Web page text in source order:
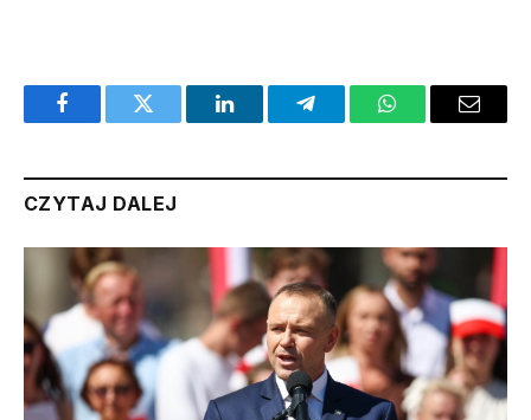
FacebookTwitter LinkedInTelegramWhatsAppEmail
CZYTAJ DALEJ